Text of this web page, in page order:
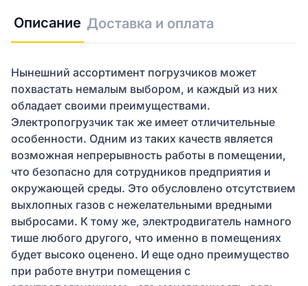
Описание Доставка и оплата
Нынешний ассортимент погрузчиков может
похвастать немалым выбором, и каждый из них
обладает своими преимуществами.
Электропогрузчик так же имеет отличительные
особенности. Одним из таких качеств является
возможная непрерывность работы в помещении,
что безопасно для сотрудников предприятия и
окружающей среды. Это обусловлено отсутствием
выхлопных газов с нежелательными вредными
выбросами. К тому же, электродвигатель намного
тише любого другого, что именно в помещениях
будет высоко оценено. И еще одно преимущество
при работе внутри помещения с